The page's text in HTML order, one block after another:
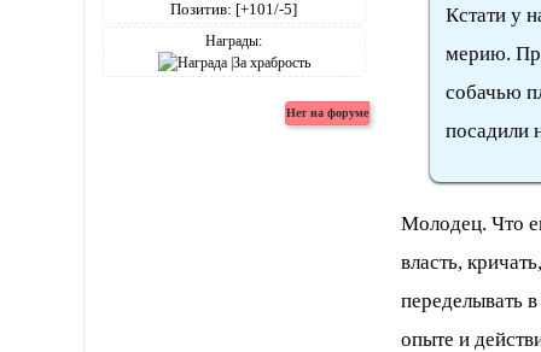
Позитив: [+101/-5]
Награды:
Кстати у
мерию.
собачью
посадили
Молодец. Что
власть,
переделывать
опыте и